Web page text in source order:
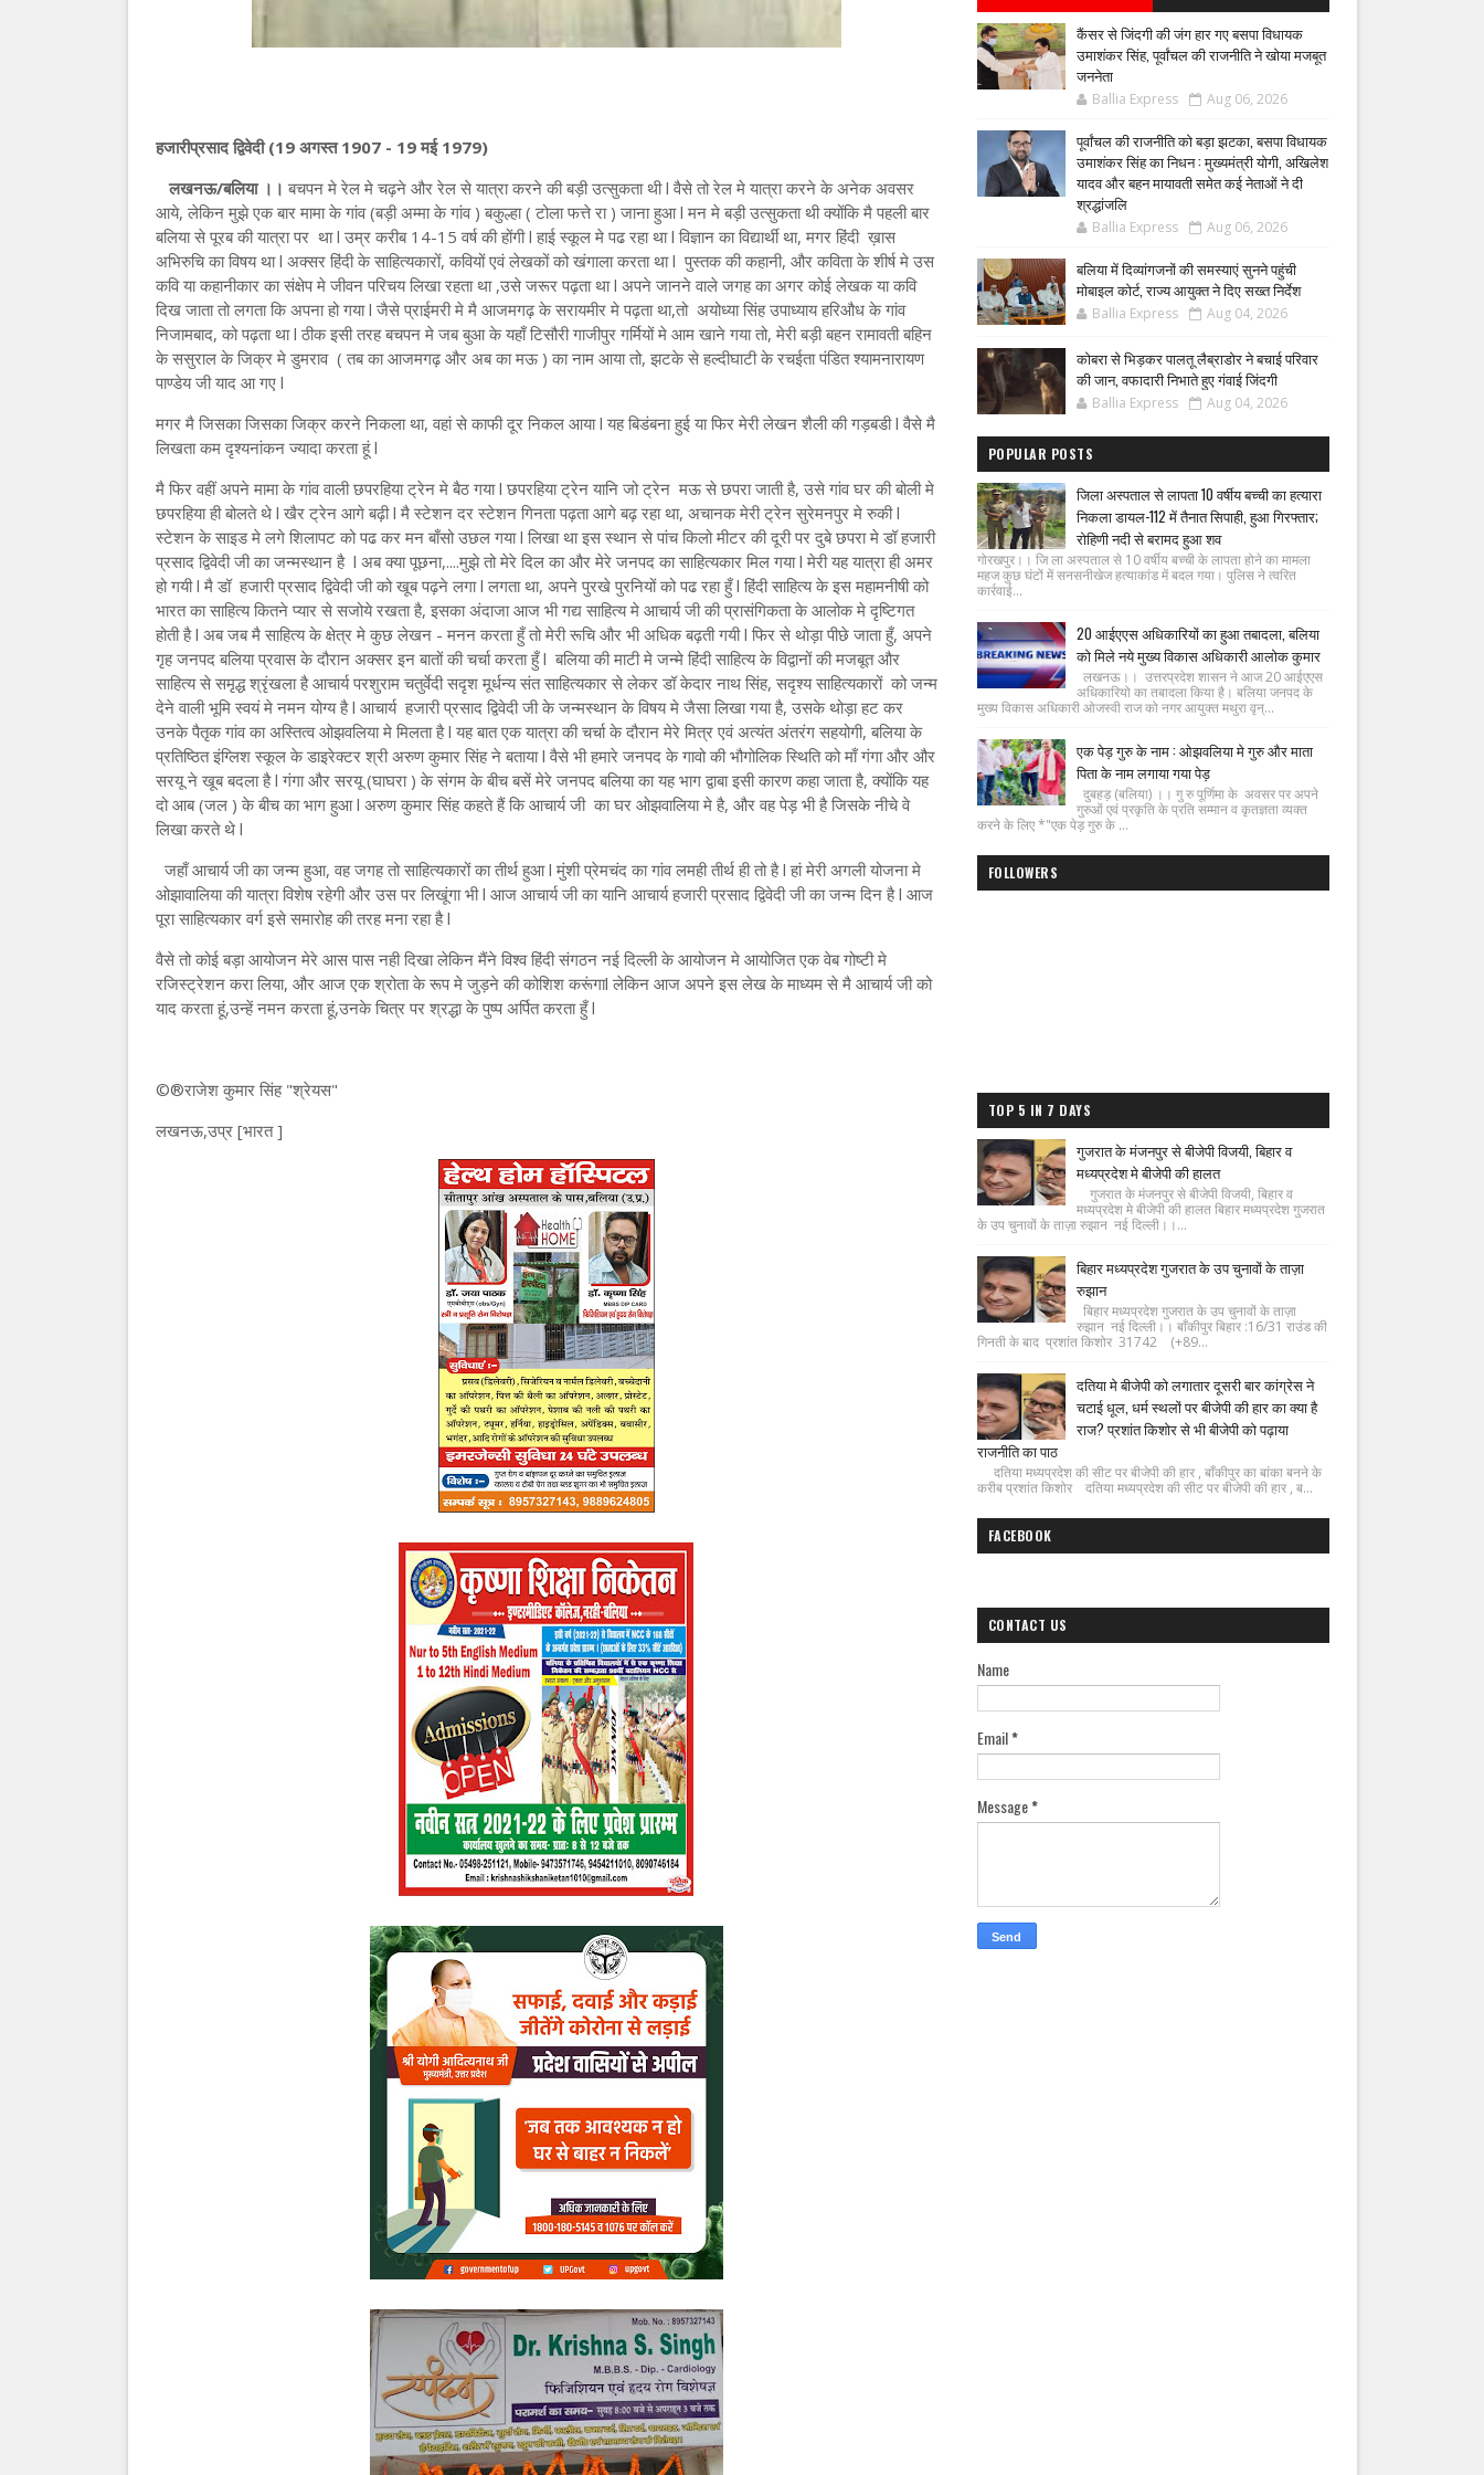
हजारीप्रसाद द्विवेदी (19 अगस्त 1907 - 19 मई 1979)
लखनऊ/बलिया ।। बचपन मे रेल मे चढ़ने और रेल से यात्रा करने की बड़ी उत्सुकता थी l वैसे तो रेल मे यात्रा करने के अनेक अवसर
आये, लेकिन मुझे एक बार मामा के गांव (बड़ी अम्मा के गांव ) बकुल्हा ( टोला फत्ते रा ) जाना हुआ l मन मे बड़ी उत्सुकता थी क्योंकि मै पहली बार
बलिया से पूरब की यात्रा पर था l उम्र करीब 14-15 वर्ष की होंगी l हाई स्कूल मे पढ रहा था l विज्ञान का विद्यार्थी था, मगर हिंदी ख़ास
अभिरुचि का विषय था l अक्सर हिंदी के साहित्यकारों, कवियों एवं लेखकों को खंगाला करता था l पुस्तक की कहानी, और कविता के शीर्ष मे उस
कवि या कहानीकार का संक्षेप मे जीवन परिचय लिखा रहता था ,उसे जरूर पढ़ता था l अपने जानने वाले जगह का अगर कोई लेखक या कवि
दिख जाता तो लगता कि अपना हो गया l जैसे प्राईमरी मे मै आजमगढ़ के सरायमीर मे पढ़ता था,तो अयोध्या सिंह उपाध्याय हरिऔध के गांव
निजामबाद, को पढ़ता था l ठीक इसी तरह बचपन मे जब बुआ के यहाँ टिसौरी गाजीपुर गर्मियों मे आम खाने गया तो, मेरी बड़ी बहन रामावती बहिन
के ससुराल के जिक्र मे डुमराव ( तब का आजमगढ़ और अब का मऊ ) का नाम आया तो, झटके से हल्दीघाटी के रचईता पंडित श्यामनारायण
पाण्डेय जी याद आ गए l
मगर मै जिसका जिसका जिक्र करने निकला था, वहां से काफी दूर निकल आया l यह बिडंबना हुई या फिर मेरी लेखन शैली की गड़बडी l वैसे मै
लिखता कम दृश्यनांकन ज्यादा करता हूं l
मै फिर वहीं अपने मामा के गांव वाली छपरहिया ट्रेन मे बैठ गया l छपरहिया ट्रेन यानि जो ट्रेन मऊ से छपरा जाती है, उसे गांव घर की बोली मे
छपरहिया ही बोलते थे l खैर ट्रेन आगे बढ़ी l मै स्टेशन दर स्टेशन गिनता पढ़ता आगे बढ़ रहा था, अचानक मेरी ट्रेन सुरेमनपुर मे रुकी l
स्टेशन के साइड मे लगे शिलापट को पढ कर मन बाँसो उछल गया l लिखा था इस स्थान से पांच किलो मीटर की दूरी पर दुबे छपरा मे डॉ हजारी
प्रसाद द्विवेदी जी का जन्मस्थान है l अब क्या पूछना,....मुझे तो मेरे दिल का और मेरे जनपद का साहित्यकार मिल गया l मेरी यह यात्रा ही अमर
हो गयी l मै डॉ हजारी प्रसाद द्विवेदी जी को खूब पढ़ने लगा l लगता था, अपने पुरखे पुरनियों को पढ रहा हुँ l हिंदी साहित्य के इस महामनीषी को
भारत का साहित्य कितने प्यार से सजोये रखता है, इसका अंदाजा आज भी गद्य साहित्य मे आचार्य जी की प्रासंगिकता के आलोक मे दृष्टिगत
होती है l अब जब मै साहित्य के क्षेत्र मे कुछ लेखन - मनन करता हुँ तो मेरी रूचि और भी अधिक बढ़ती गयी l फिर से थोड़ा पीछे जाता हुँ, अपने
गृह जनपद बलिया प्रवास के दौरान अक्सर इन बातों की चर्चा करता हुँ l बलिया की माटी मे जन्मे हिंदी साहित्य के विद्वानों की मजबूत और
साहित्य से समृद्ध श्रृंखला है आचार्य परशुराम चतुर्वेदी सदृश मूर्धन्य संत साहित्यकार से लेकर डॉ केदार नाथ सिंह, सदृश्य साहित्यकारों को जन्म
देने वाली भूमि स्वयं मे नमन योग्य है l आचार्य हजारी प्रसाद द्विवेदी जी के जन्मस्थान के विषय मे जैसा लिखा गया है, उसके थोड़ा हट कर
उनके पैतृक गांव का अस्तित्व ओझवलिया मे मिलता है l यह बात एक यात्रा की चर्चा के दौरान मेरे मित्र एवं अत्यंत अंतरंग सहयोगी, बलिया के
प्रतिष्ठित इंग्लिश स्कूल के डाइरेक्टर श्री अरुण कुमार सिंह ने बताया l वैसे भी हमारे जनपद के गावो की भौगोलिक स्थिति को माँ गंगा और और
सरयू ने खूब बदला है l गंगा और सरयू (घाघरा ) के संगम के बीच बसें मेरे जनपद बलिया का यह भाग द्वाबा इसी कारण कहा जाता है, क्योंकि यह
दो आब (जल ) के बीच का भाग हुआ l अरुण कुमार सिंह कहते हैं कि आचार्य जी का घर ओझवालिया मे है, और वह पेड़ भी है जिसके नीचे वे
लिखा करते थे l
जहाँ आचार्य जी का जन्म हुआ, वह जगह तो साहित्यकारों का तीर्थ हुआ l मुंशी प्रेमचंद का गांव लमही तीर्थ ही तो है l हां मेरी अगली योजना मे
ओझावालिया की यात्रा विशेष रहेगी और उस पर लिखूंगा भी l आज आचार्य जी का यानि आचार्य हजारी प्रसाद द्विवेदी जी का जन्म दिन है l आज
पूरा साहित्यकार वर्ग इसे समारोह की तरह मना रहा है l
वैसे तो कोई बड़ा आयोजन मेरे आस पास नही दिखा लेकिन मैंने विश्व हिंदी संगठन नई दिल्ली के आयोजन मे आयोजित एक वेब गोष्टी मे
रजिस्ट्रेशन करा लिया, और आज एक श्रोता के रूप मे जुड़ने की कोशिश करूंगाl लेकिन आज अपने इस लेख के माध्यम से मै आचार्य जी को
याद करता हूं,उन्हें नमन करता हूं,उनके चित्र पर श्रद्धा के पुष्प अर्पित करता हुँ l
©®राजेश कुमार सिंह "श्रेयस"
लखनऊ,उप्र [भारत ]
कैंसर से जिंदगी की जंग हार गए बसपा विधायक
उमाशंकर सिंह, पूर्वांचल की राजनीति ने खोया मजबूत
जननेता
Ballia Express Aug 06, 2026
पूर्वांचल की राजनीति को बड़ा झटका, बसपा विधायक
उमाशंकर सिंह का निधन : मुख्यमंत्री योगी, अखिलेश
यादव और बहन मायावती समेत कई नेताओं ने दी
श्रद्धांजलि
Ballia Express Aug 06, 2026
बलिया में दिव्यांगजनों की समस्याएं सुनने पहुंची
मोबाइल कोर्ट, राज्य आयुक्त ने दिए सख्त निर्देश
Ballia Express Aug 04, 2026
कोबरा से भिड़कर पालतू लैब्राडोर ने बचाई परिवार
की जान, वफादारी निभाते हुए गंवाई जिंदगी
Ballia Express Aug 04, 2026
POPULAR POSTS
जिला अस्पताल से लापता 10 वर्षीय बच्ची का हत्यारा
निकला डायल-112 में तैनात सिपाही, हुआ गिरफ्तार;
रोहिणी नदी से बरामद हुआ शव
गोरखपुर।। जि ला अस्पताल से 10 वर्षीय बच्ची के लापता होने का मामला
महज कुछ घंटों में सनसनीखेज हत्याकांड में बदल गया। पुलिस ने त्वरित
कार्रवाई...
20 आईएएस अधिकारियों का हुआ तबादला, बलिया
को मिले नये मुख्य विकास अधिकारी आलोक कुमार
लखनऊ।। उत्तरप्रदेश शासन ने आज 20 आईएएस
अधिकारियो का तबादला किया है। बलिया जनपद के
मुख्य विकास अधिकारी ओजस्वी राज को नगर आयुक्त मथुरा वृन्...
एक पेड़ गुरु के नाम : ओझवलिया मे गुरु और माता
पिता के नाम लगाया गया पेड़
दुबहड़ (बलिया) ।। गु रु पूर्णिमा के अवसर पर अपने
गुरुओं एवं प्रकृति के प्रति सम्मान व कृतज्ञता व्यक्त
करने के लिए *"एक पेड़ गुरु के ...
FOLLOWERS
TOP 5 IN 7 DAYS
गुजरात के मंजनपुर से बीजेपी विजयी, बिहार व
मध्यप्रदेश मे बीजेपी की हालत
गुजरात के मंजनपुर से बीजेपी विजयी, बिहार व
मध्यप्रदेश मे बीजेपी की हालत बिहार मध्यप्रदेश गुजरात
के उप चुनावों के ताज़ा रुझान नई दिल्ली।।...
बिहार मध्यप्रदेश गुजरात के उप चुनावों के ताज़ा
रुझान
बिहार मध्यप्रदेश गुजरात के उप चुनावों के ताज़ा
रुझान नई दिल्ली।। बाँकीपुर बिहार :16/31 राउंड की
गिनती के बाद प्रशांत किशोर 31742 (+89...
दतिया मे बीजेपी को लगातार दूसरी बार कांग्रेस ने
चटाई धूल, धर्म स्थलों पर बीजेपी की हार का क्या है
राज? प्रशांत किशोर से भी बीजेपी को पढ़ाया
राजनीति का पाठ
दतिया मध्यप्रदेश की सीट पर बीजेपी की हार , बाँकीपुर का बांका बनने के
करीब प्रशांत किशोर दतिया मध्यप्रदेश की सीट पर बीजेपी की हार , ब...
FACEBOOK
CONTACT US
Name
Email*
Message*